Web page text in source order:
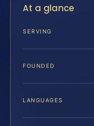
At a glance
SERVING
FOUNDED
LANGUAGES